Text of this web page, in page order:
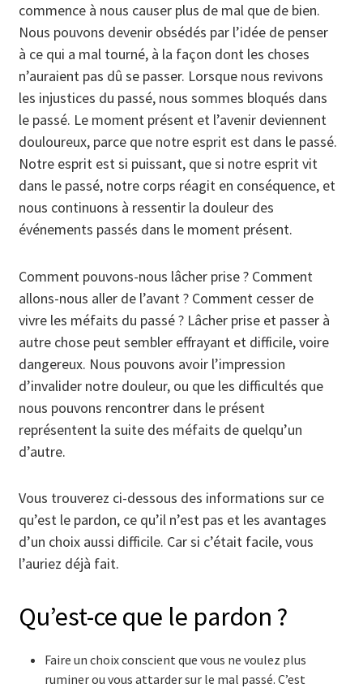
commence à nous causer plus de mal que de bien.
Nous pouvons devenir obsédés par l’idée de penser
à ce qui a mal tourné, à la façon dont les choses
n’auraient pas dû se passer. Lorsque nous revivons
les injustices du passé, nous sommes bloqués dans
le passé. Le moment présent et l’avenir deviennent
douloureux, parce que notre esprit est dans le passé.
Notre esprit est si puissant, que si notre esprit vit
dans le passé, notre corps réagit en conséquence, et
nous continuons à ressentir la douleur des
événements passés dans le moment présent.
Comment pouvons-nous lâcher prise ? Comment
allons-nous aller de l’avant ? Comment cesser de
vivre les méfaits du passé ? Lâcher prise et passer à
autre chose peut sembler effrayant et difficile, voire
dangereux. Nous pouvons avoir l’impression
d’invalider notre douleur, ou que les difficultés que
nous pouvons rencontrer dans le présent
représentent la suite des méfaits de quelqu’un
d’autre.
Vous trouverez ci-dessous des informations sur ce
qu’est le pardon, ce qu’il n’est pas et les avantages
d’un choix aussi difficile. Car si c’était facile, vous
l’auriez déjà fait.
Qu’est-ce que le pardon ?
Faire un choix conscient que vous ne voulez plus
ruminer ou vous attarder sur le mal passé. C’est